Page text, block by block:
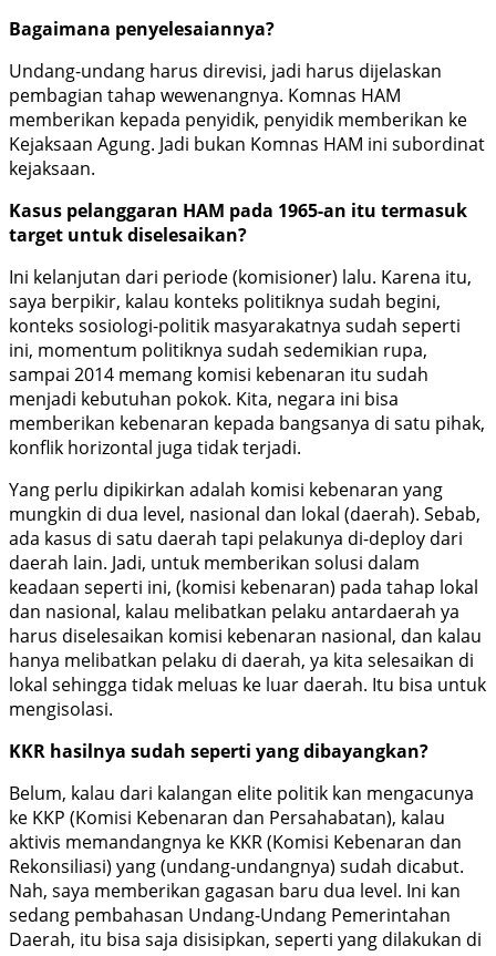
Bagaimana penyelesaiannya?
Undang-undang harus direvisi, jadi harus dijelaskan
pembagian tahap wewenangnya. Komnas HAM
memberikan kepada penyidik, penyidik memberikan ke
Kejaksaan Agung. Jadi bukan Komnas HAM ini subordinat
kejaksaan.
Kasus pelanggaran HAM pada 1965-an itu termasuk
target untuk diselesaikan?
Ini kelanjutan dari periode (komisioner) lalu. Karena itu,
saya berpikir, kalau konteks politiknya sudah begini,
konteks sosiologi-politik masyarakatnya sudah seperti
ini, momentum politiknya sudah sedemikian rupa,
sampai 2014 memang komisi kebenaran itu sudah
menjadi kebutuhan pokok. Kita, negara ini bisa
memberikan kebenaran kepada bangsanya di satu pihak,
konflik horizontal juga tidak terjadi.
Yang perlu dipikirkan adalah komisi kebenaran yang
mungkin di dua level, nasional dan lokal (daerah). Sebab,
ada kasus di satu daerah tapi pelakunya di-deploy dari
daerah lain. Jadi, untuk memberikan solusi dalam
keadaan seperti ini, (komisi kebenaran) pada tahap lokal
dan nasional, kalau melibatkan pelaku antardaerah ya
harus diselesaikan komisi kebenaran nasional, dan kalau
hanya melibatkan pelaku di daerah, ya kita selesaikan di
lokal sehingga tidak meluas ke luar daerah. Itu bisa untuk
mengisolasi.
KKR hasilnya sudah seperti yang dibayangkan?
Belum, kalau dari kalangan elite politik kan mengacunya
ke KKP (Komisi Kebenaran dan Persahabatan), kalau
aktivis memandangnya ke KKR (Komisi Kebenaran dan
Rekonsiliasi) yang (undang-undangnya) sudah dicabut.
Nah, saya memberikan gagasan baru dua level. Ini kan
sedang pembahasan Undang-Undang Pemerintahan
Daerah, itu bisa saja disisipkan, seperti yang dilakukan di